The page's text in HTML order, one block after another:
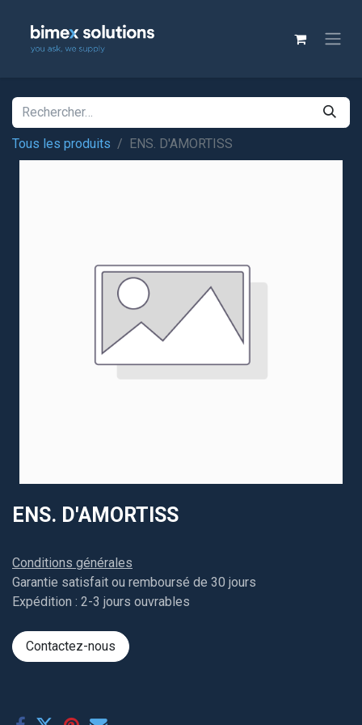
Tous les produits ENS. D'AMORTISS
ENS. D'AMORTISS
Conditions générales
Garantie satisfait ou remboursé de 30 jours
Expédition : 2-3 jours ouvrables
Contactez-nous